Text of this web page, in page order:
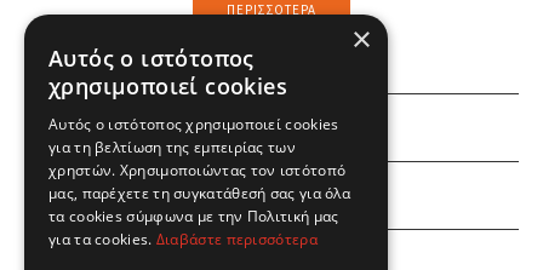
ΠΕΡΙΣΣΌΤΕΡΑ
ΕΜΕΙΣ
ΕΣΕΙΣ
×
Αυτός ο ιστότοπος
χρησιμοποιεί cookies
Αυτός ο ιστότοπος χρησιμοποιεί cookies
για τη βελτίωση της εμπειρίας των
χρηστών. Χρησιμοποιώντας τον ιστότοπό
μας, παρέχετε τη συγκατάθεσή σας για όλα
τα cookies σύμφωνα με την Πολιτική μας
για τα cookies. Διαβάστε περισσότερα